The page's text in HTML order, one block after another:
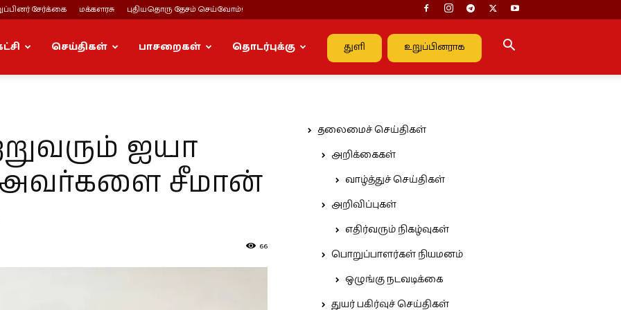
சேர்க்கை மக்களரசு புதியதொரு தேசம் செய்வோம்!
துளி உறுப்பினராக
செய்திகள் பாசறைகள் தொடர்புக்கு
ஐயா
சீமான்
66
தலைமைச் செய்திகள்
அறிக்கைகள்
வாழ்த்துச் செய்திகள்
அறிவிப்புகள்
எதிர்வரும் நிகழ்வுகள்
பொறுப்பாளர்கள் நியமனம்
ஒழுங்கு நடவடிக்கை
துயர் பகிர்வுச் செய்திகள்